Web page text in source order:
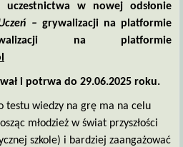
uczestnictwa w nowej odsłonie
– grywalizacji na platformie
na platformie
i potrwa do 29.06.2025 roku.
testu wiedzy na grę ma na celu
młodzież w świat przyszłości
szkole) i bardziej zaangażować